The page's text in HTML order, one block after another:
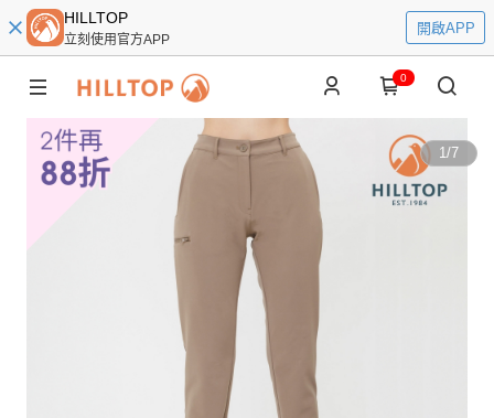
HILLTOP
立刻使用官方APP
開啟APP
0
1/7